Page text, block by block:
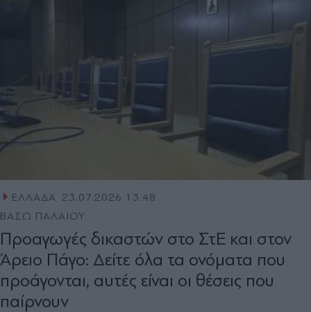
ΕΛΛΑΔΑ 23.07.2026 13:48
ΒΑΣΩ ΠΑΛΑΙΟΥ
Προαγωγές δικαστών στο ΣτΕ και στον
Άρειο Πάγο: Δείτε όλα τα ονόματα που
προάγονται, αυτές είναι οι θέσεις που
παίρνουν